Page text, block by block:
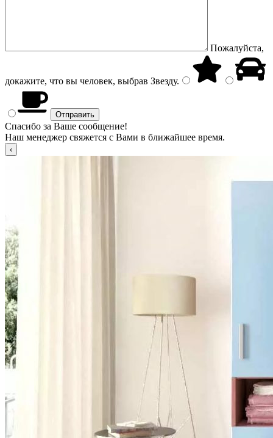
Пожалуйста,
докажите, что вы человек, выбрав Звезду.
Спасибо за Ваше сообщение!
Наш менеджер свяжется с Вами в ближайшее время.